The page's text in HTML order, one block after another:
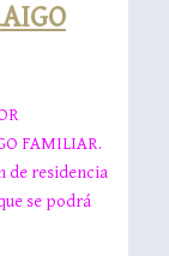
FAMILIAR.
de residencia
se podrá